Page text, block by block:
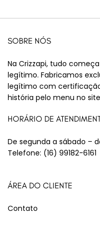
SOBRE NÓS
Na Crizzapi, tudo
legítimo. Fabricamos
legítimo com
história pelo menu no
HORÁRIO DE
De segunda a sábado –
Telefone: (16) 99182-6161
ÁREA DO CLIENTE
Contato